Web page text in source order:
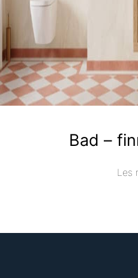
Bad –
Les